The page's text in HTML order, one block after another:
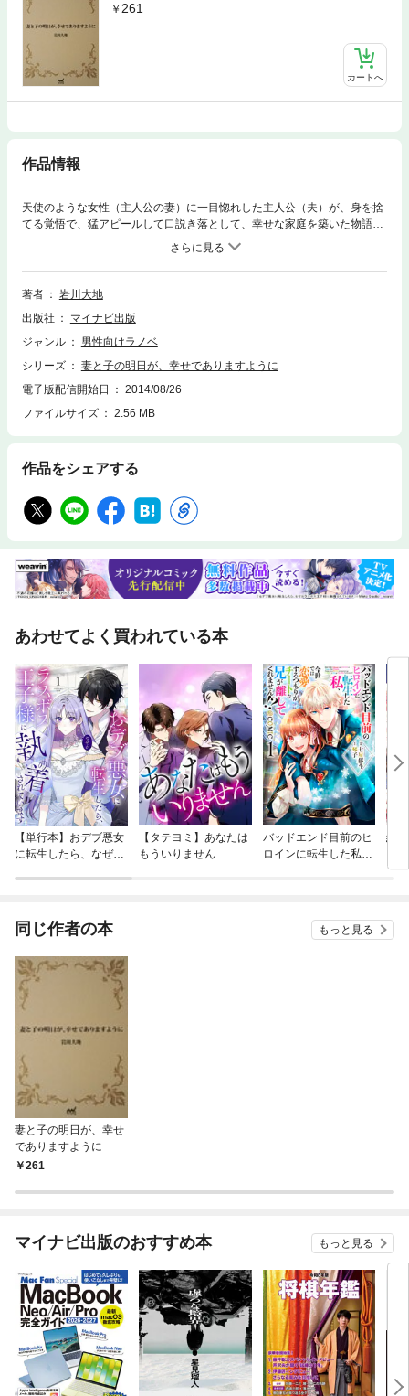
261
カートへ
作品情報
天使のような女性（主人公の妻）に一目惚れした主人公（夫）が、身を捨
てる覚悟で、猛アピールして口説き落として、幸せな家庭を築いた物語。
妻と子へのあふれんばかりの愛情が詰まった一冊です。第１回マイナビeB
著者
岩川大地
出版社
マイナビ出版
ジャンル
男性向けラノベ
シリーズ
妻と子の明日が、幸せでありますように
電子版配信開始日
2014/08/26
ファイルサイズ
2.56 MB
作品をシェアする
あわせてよく買われている本
【単行本】おデブ悪女
に転生したら、なぜか
【タテヨミ】あなたは
もういりません
バッドエンド目前のヒ
ロインに転生した私、
結
同じ作者の本 もっと見る
妻と子の明日が、幸せ
でありますように
261
マイナビ出版のおすすめ本 もっと見る